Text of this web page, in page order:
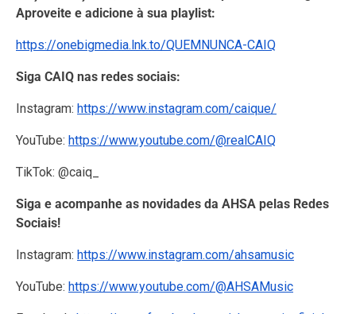
Aproveite e adicione à sua playlist:
https://onebigmedia.lnk.to/QUEMNUNCA-CAIQ
Siga CAIQ nas redes sociais:
Instagram: https://www.instagram.com/caique/
YouTube: https://www.youtube.com/@realCAIQ
TikTok: @caiq_
Siga e acompanhe as novidades da AHSA pelas Redes
Sociais!
Instagram: https://www.instagram.com/ahsamusic
YouTube: https://www.youtube.com/@AHSAMusic